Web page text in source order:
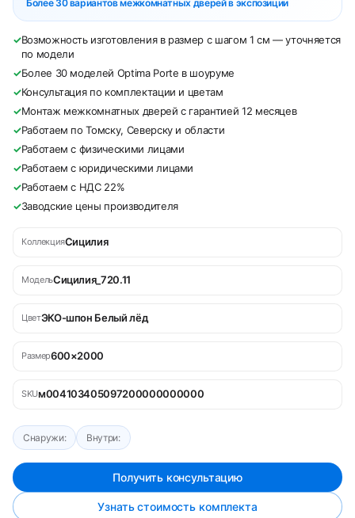
Более 30 вариантов межкомнатных дверей в экспозиции
✓Возможность изготовления в размер с шагом 1 см — уточняется
по модели
✓Более 30 моделей Optima Porte в шоуруме
✓Консультация по комплектации и цветам
✓Монтаж межкомнатных дверей с гарантией 12 месяцев
✓Работаем по Томску, Северску и области
✓Работаем с физическими лицами
✓Работаем с юридическими лицами
✓Работаем с НДС 22%
✓Заводские цены производителя
КоллекцияСицилия
МодельСицилия_720.11
ЦветЭКО-шпон Белый лёд
Размер600×2000
SKUм004103405097200000000000
Снаружи: Внутри:
Получить консультацию
Узнать стоимость комплекта